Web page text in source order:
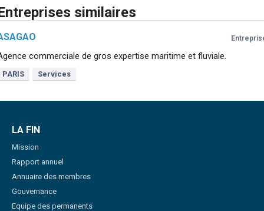
similaires
commerciale de gros expertise maritime et fluviale.
PARIS Services
LA FIN
Mission
Rapport annuel
Annuaire des membres
Gouvernance
Equipe des permanents